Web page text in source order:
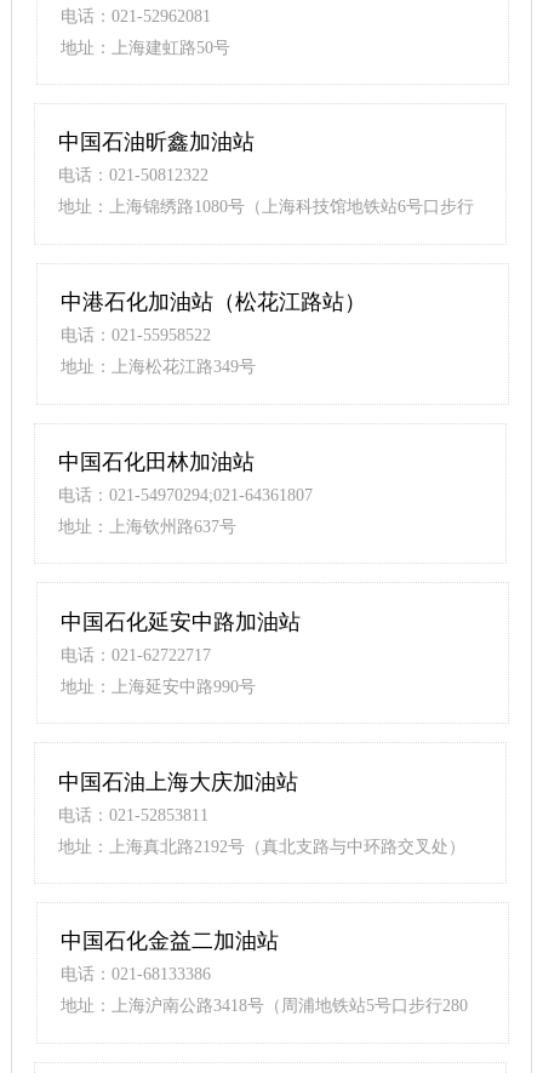
电话：021-52962081
地址：上海建虹路50号
中国石油昕鑫加油站
电话：021-50812322
地址：上海锦绣路1080号（上海科技馆地铁站6号口步行
中港石化加油站（松花江路站）
电话：021-55958522
地址：上海松花江路349号
中国石化田林加油站
电话：021-54970294;021-64361807
地址：上海钦州路637号
中国石化延安中路加油站
电话：021-62722717
地址：上海延安中路990号
中国石油上海大庆加油站
电话：021-52853811
地址：上海真北路2192号（真北支路与中环路交叉处）
中国石化金益二加油站
电话：021-68133386
地址：上海沪南公路3418号（周浦地铁站5号口步行280